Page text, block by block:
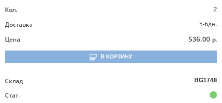
Кол.
2
Доставка
5-6дн.
Цена
536.00 р.
В КОРЗИНУ
Склад BG1748
Стат.